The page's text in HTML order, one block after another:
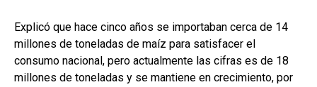
Explicó que hace cinco años se importaban cerca de 14
millones de toneladas de maíz para satisfacer el
consumo nacional, pero actualmente las cifras es de 18
millones de toneladas y se mantiene en crecimiento, por